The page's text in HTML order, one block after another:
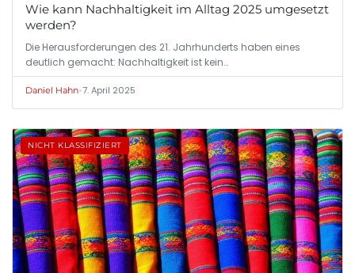
Wie kann Nachhaltigkeit im Alltag 2025 umgesetzt
werden?
Die Herausforderungen des 21. Jahrhunderts haben eines
deutlich gemacht: Nachhaltigkeit ist kein…
Daniel Hahn•7. April 2025
NICHT KLASSIFIZIERT